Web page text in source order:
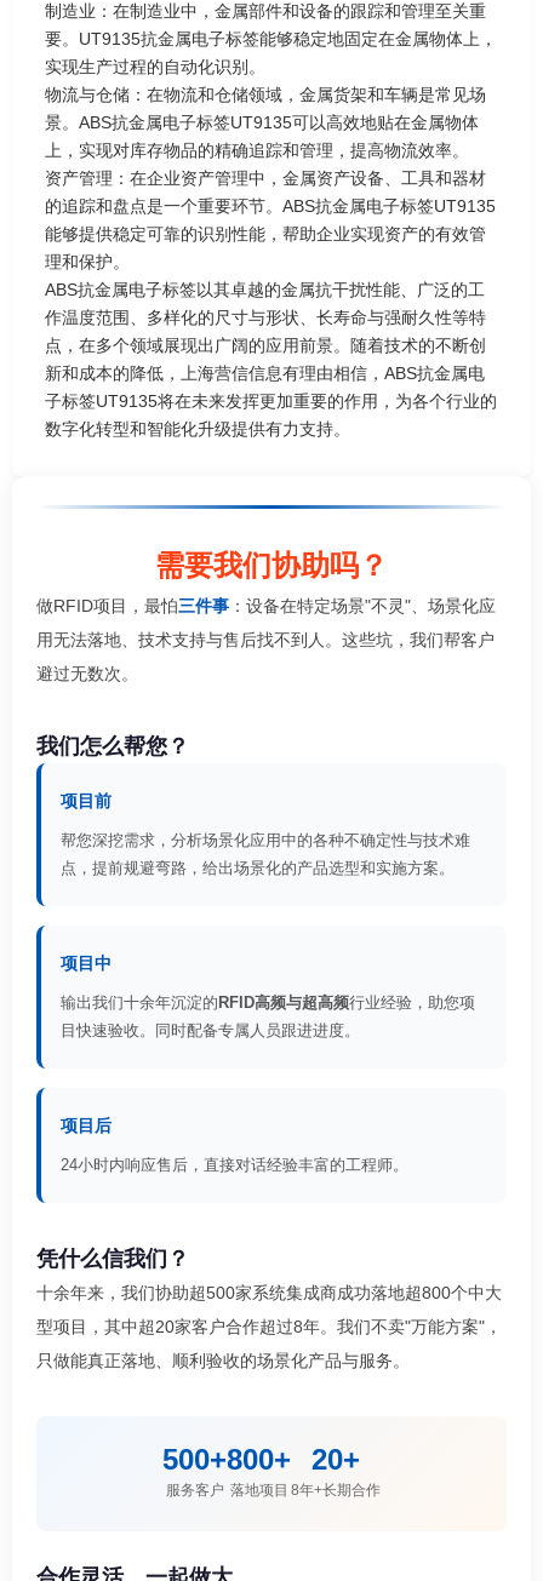
制造业：在制造业中，金属部件和设备的跟踪和管理至关重
要。UT9135抗金属电子标签能够稳定地固定在金属物体上，
实现生产过程的自动化识别。
物流与仓储：在物流和仓储领域，金属货架和车辆是常见场
景。ABS抗金属电子标签UT9135可以高效地贴在金属物体
上，实现对库存物品的精确追踪和管理，提高物流效率。
资产管理：在企业资产管理中，金属资产设备、工具和器材
的追踪和盘点是一个重要环节。ABS抗金属电子标签UT9135
能够提供稳定可靠的识别性能，帮助企业实现资产的有效管
理和保护。
ABS抗金属电子标签以其卓越的金属抗干扰性能、广泛的工
作温度范围、多样化的尺寸与形状、长寿命与强耐久性等特
点，在多个领域展现出广阔的应用前景。随着技术的不断创
新和成本的降低，上海营信信息有理由相信，ABS抗金属电
子标签UT9135将在未来发挥更加重要的作用，为各个行业的
数字化转型和智能化升级提供有力支持。
需要我们协助吗？
做RFID项目，最怕三件事 ：设备在特定场景"不灵"、场景化应
用无法落地、技术支持与售后找不到人。这些坑，我们帮客户
避过无数次。
我们怎么帮您？
项目前
帮您深挖需求，分析场景化应用中的各种不确定性与技术难
点，提前规避弯路，给出场景化的产品选型和实施方案。
项目中
输出我们十余年沉淀的 RFID高频与超高频行业经验，助您项
目快速验收。同时配备专属人员跟进进度。
项目后
24小时内响应售后，直接对话经验丰富的工程师。
凭什么信我们？
十余年来，我们协助超500家系统集成商成功落地超800个中大
型项目，其中超20家客户合作超过8年。我们不卖"万能方案"，
只做能真正落地、顺利验收的场景化产品与服务。
500+
服务客户
800+
落地项目
20+
8年+长期合作